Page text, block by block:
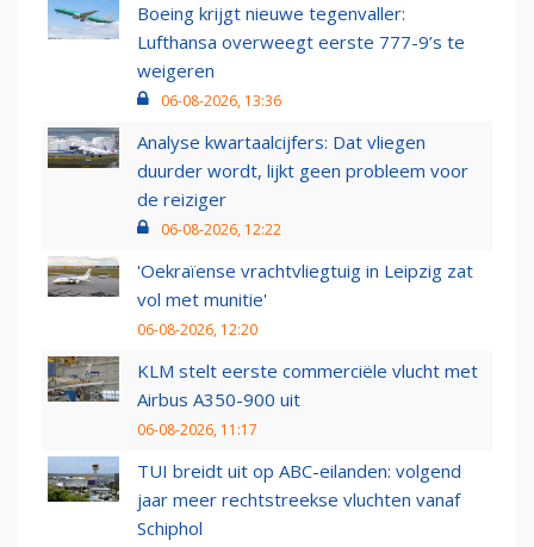
Boeing krijgt nieuwe tegenvaller:
Lufthansa overweegt eerste 777-9’s te
weigeren
06-08-2026, 13:36
Analyse kwartaalcijfers: Dat vliegen
duurder wordt, lijkt geen probleem voor
de reiziger
06-08-2026, 12:22
'Oekraïense vrachtvliegtuig in Leipzig zat
vol met munitie'
06-08-2026, 12:20
KLM stelt eerste commerciële vlucht met
Airbus A350-900 uit
06-08-2026, 11:17
TUI breidt uit op ABC-eilanden: volgend
jaar meer rechtstreekse vluchten vanaf
Schiphol